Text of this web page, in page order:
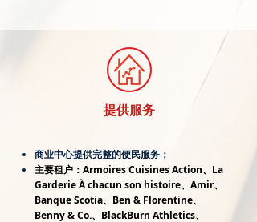
​提供服务
商业中心提供完整的便民服务；
​主要租户：Armoires Cuisines Action、La
Garderie À chacun son histoire、Amir、
Banque Scotia、Ben & Florentine、
Benny & Co.、BlackBurn Athletics、